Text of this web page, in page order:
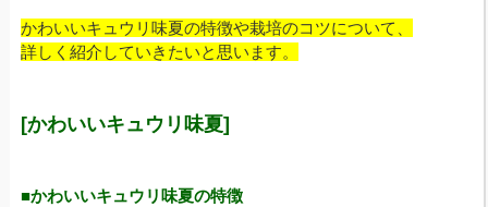
かわいいキュウリ味夏の特徴や栽培のコツについて、
詳しく紹介していきたいと思います。
[かわいいキュウリ味夏]
■かわいいキュウリ味夏の特徴